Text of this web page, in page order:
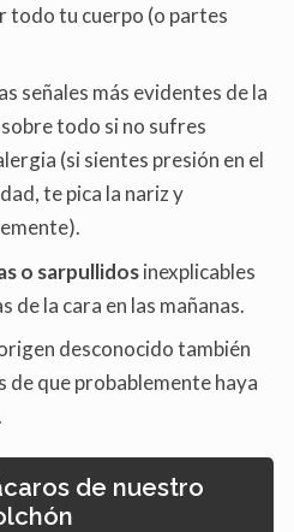
todo tu cuerpo (o partes
señales más evidentes de la
todo si no sufres
(si sientes presión en el
te pica la nariz y
o sarpullidosinexplicables
de la cara en las mañanas.
desconocido también
de que probablemente haya
de nuestro